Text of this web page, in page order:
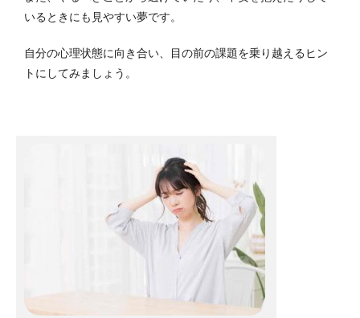
いるときにも見やすい夢です。
自分の心理状態に向き合い、目の前の課題を乗り越えるヒン
トにしてみましょう。